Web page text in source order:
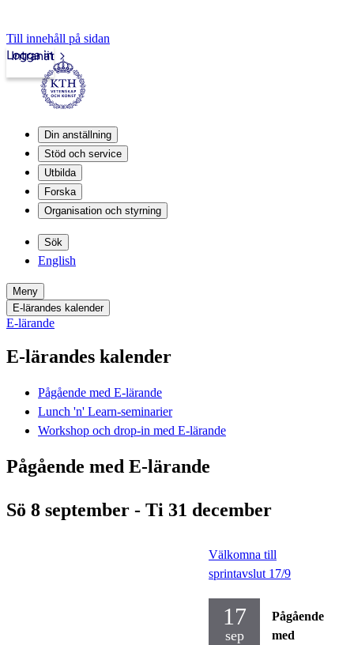
Till innehåll på sidan
Intranät
Logga in
Din anställning
Stöd och service
Utbilda
Forska
Organisation och styrning
Sök
English
Meny
E-lärandes kalender
E-lärande
E-lärandes kalender
Pågående med E-lärande
Lunch 'n' Learn-seminarier
Workshop och drop-in med E-lärande
Pågående med E-lärande
Sö 8 september - Ti 31 december
Välkomna till
sprintavslut 17/9
17
sep
Pågående
med